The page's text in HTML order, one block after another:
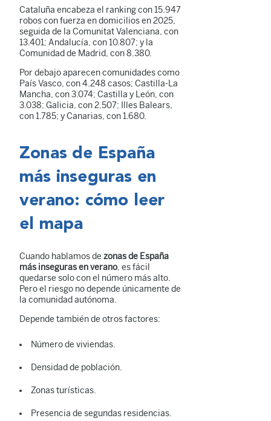
Cataluña encabeza el ranking con 15.947
robos con fuerza en domicilios en 2025,
seguida de la Comunitat Valenciana, con
13.401; Andalucía, con 10.807; y la
Comunidad de Madrid, con 8.380.
Por debajo aparecen comunidades como
País Vasco, con 4.248 casos; Castilla-La
Mancha, con 3.074; Castilla y León, con
3.038; Galicia, con 2.507; Illes Balears,
con 1.785; y Canarias, con 1.680.
Zonas de España
más inseguras en
verano: cómo leer
el mapa
Cuando hablamos de zonas de España
más inseguras en verano, es fácil
quedarse solo con el número más alto.
Pero el riesgo no depende únicamente de
la comunidad autónoma.
Depende también de otros factores:
Número de viviendas.
Densidad de población.
Zonas turísticas.
Presencia de segundas residencias.